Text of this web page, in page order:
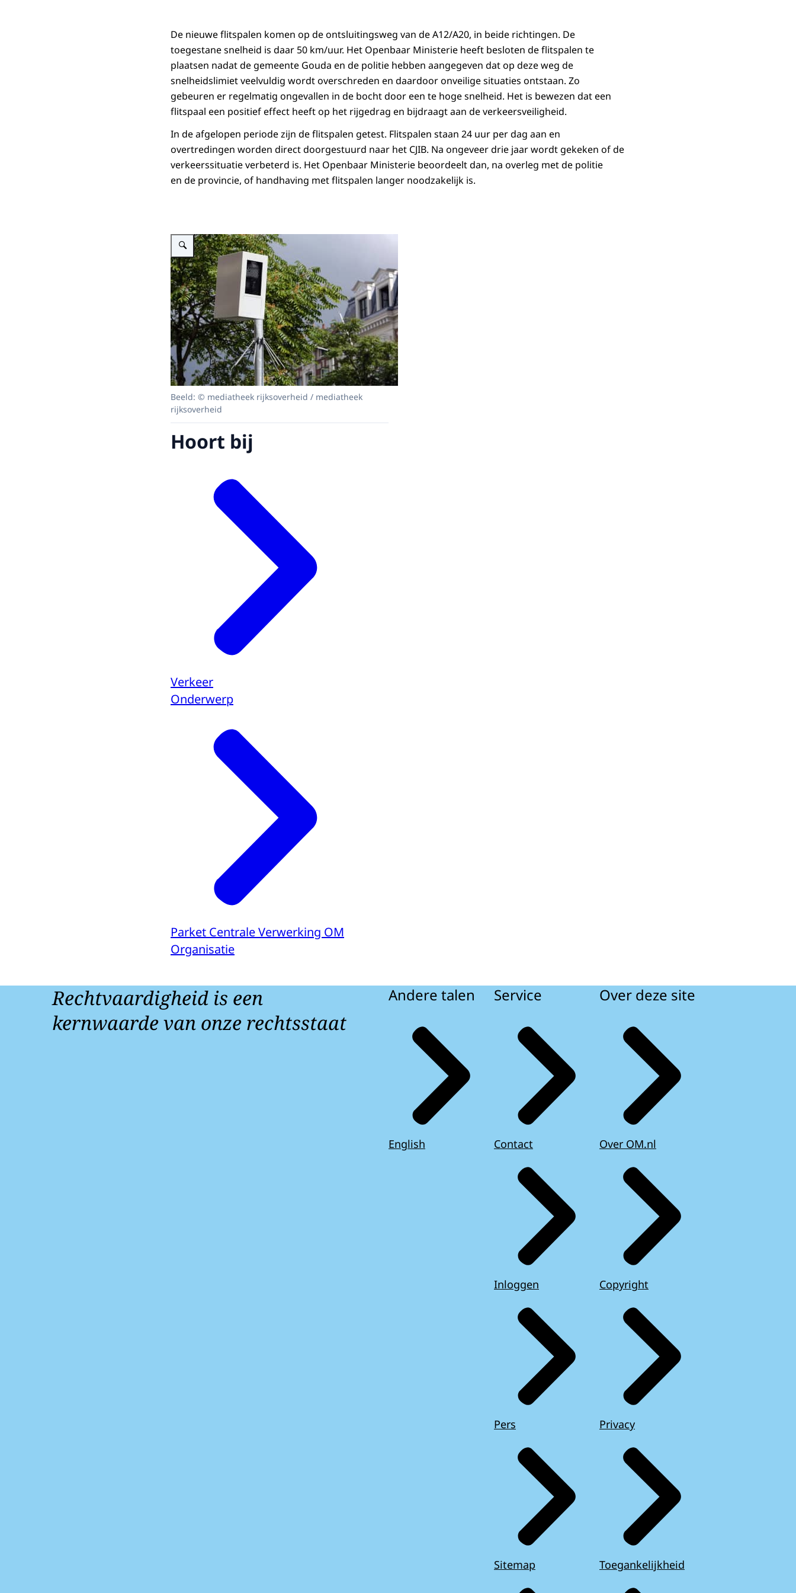
De nieuwe flitspalen komen op de ontsluitingsweg van de A12/A20, in beide richtingen. De
toegestane snelheid is daar 50 km/uur. Het Openbaar Ministerie heeft besloten de flitspalen te
plaatsen nadat de gemeente Gouda en de politie hebben aangegeven dat op deze weg de
snelheidslimiet veelvuldig wordt overschreden en daardoor onveilige situaties ontstaan. Zo
gebeuren er regelmatig ongevallen in de bocht door een te hoge snelheid. Het is bewezen dat een
flitspaal een positief effect heeft op het rijgedrag en bijdraagt aan de verkeersveiligheid.
In de afgelopen periode zijn de flitspalen getest. Flitspalen staan 24 uur per dag aan en
overtredingen worden direct doorgestuurd naar het CJIB. Na ongeveer drie jaar wordt gekeken of de
verkeerssituatie verbeterd is. Het Openbaar Ministerie beoordeelt dan, na overleg met de politie
en de provincie, of handhaving met flitspalen langer noodzakelijk is.
Vergroot afbeelding flitskast cvom
Beeld: © mediatheek rijksoverheid / mediatheek
rijksoverheid
Hoort bij
Verkeer
Onderwerp
Parket Centrale Verwerking OM
Organisatie
Rechtvaardigheid is een
kernwaarde van onze rechtsstaat
Andere talen
English
Service
Contact
Inloggen
Pers
Sitemap
Over deze site
Over OM.nl
Copyright
Privacy
Toegankelijkheid